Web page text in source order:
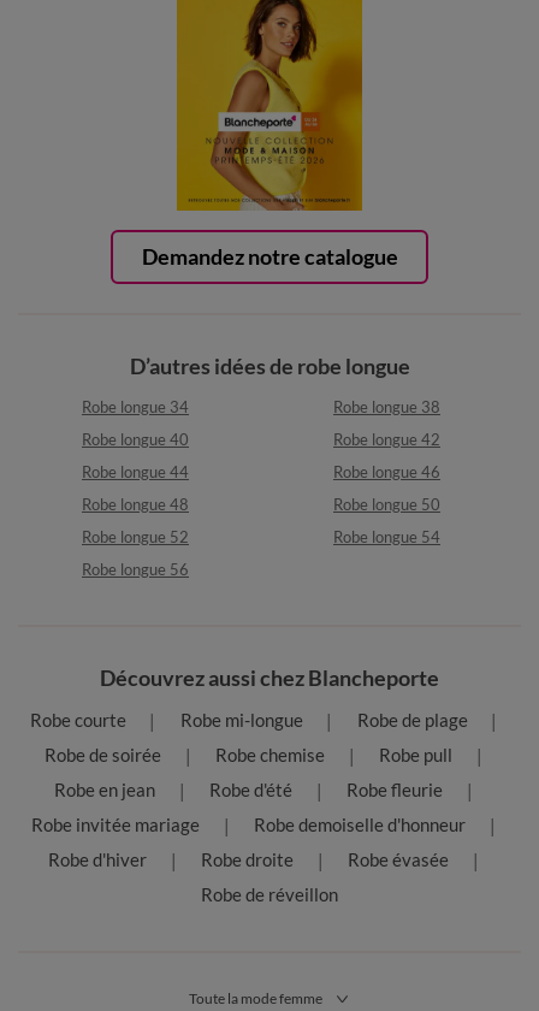
Demandez notre catalogue
D’autres idées de robe longue
Robe longue 34
Robe longue 38
Robe longue 40
Robe longue 42
Robe longue 44
Robe longue 46
Robe longue 48
Robe longue 50
Robe longue 52
Robe longue 54
Robe longue 56
Découvrez aussi chez Blancheporte
Robe courte Robe mi-longue
Robe de plage
Robe de soirée
Robe chemise
Robe pull
Robe en jean
Robe d'été
Robe fleurie
Robe invitée mariage
Robe demoiselle d'honneur
Robe d'hiver
Robe droite
Robe évasée
Robe de réveillon
Toute la mode femme